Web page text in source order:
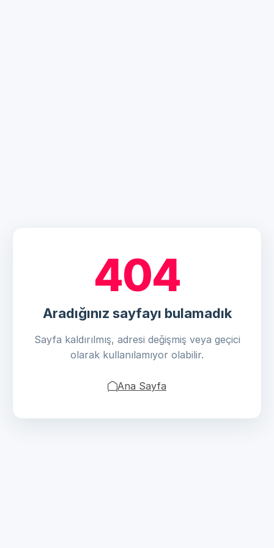
404
Aradığınız sayfayı bulamadık
Sayfa kaldırılmış, adresi değişmiş veya geçici
olarak kullanılamıyor olabilir.
Ana Sayfa